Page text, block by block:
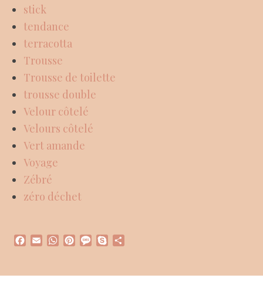
stick
tendance
terracotta
Trousse
Trousse de toilette
trousse double
Velour côtelé
Velours côtelé
Vert amande
Voyage
Zébré
zéro déchet
Facebook
EmailWhatsApp
PinterestMessageSkype